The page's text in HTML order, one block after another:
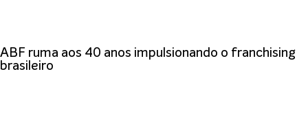
ABF ruma aos 40 anos impulsionando o franchising
brasileiro